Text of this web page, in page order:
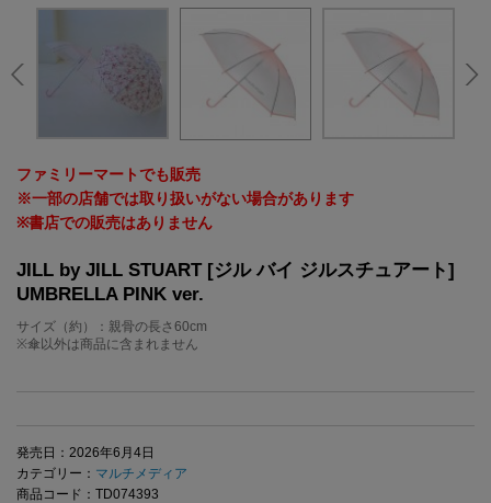
ファミリーマートでも販売
※一部の店舗では取り扱いがない場合があります
※書店での販売はありません
JILL by JILL STUART [ジル バイ ジルスチュアート]
UMBRELLA PINK ver.
サイズ（約）：親骨の長さ60cm
※傘以外は商品に含まれません
発売日：2026年6月4日
カテゴリー： マルチメディア
商品コード：TD074393